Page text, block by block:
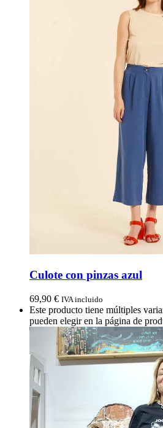
Culote con pinzas azul
69,90 € IVA incluido
Este producto tiene múltiples
pueden elegir en la página de